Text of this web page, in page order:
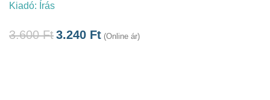
Kiadó: Írás
3.600Ft3.240 Ft (Online ár)